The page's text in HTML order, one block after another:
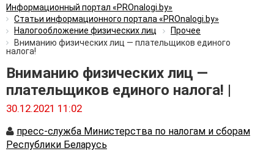
Информационный портал «PROnalogi.by»
Статьи информационного портала «PROnalogi.by»
Налогообложение физических лиц
Прочее
Вниманию физических лиц — плательщиков единого
налога!
Вниманию физических лиц —
плательщиков единого налога! |
30.12.2021 11:02
Автор
пресс-служба Министерства по налогам и сборам
Республики Беларусь